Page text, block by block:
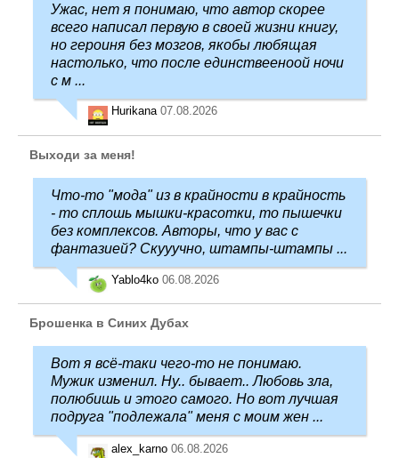
Ужас, нет я понимаю, что автор скорее
всего написал первую в своей жизни книгу,
но героиня без мозгов, якобы любящая
настолько, что после единствееноой ночи
с м ...
Hurikana 07.08.2026
Выходи за меня!
Что-то "мода" из в крайности в крайность
- то сплошь мышки-красотки, то пышечки
без комплексов. Авторы, что у вас с
фантазией? Скууучно, штампы-штампы ...
Yablo4ko 06.08.2026
Брошенка в Синих Дубах
Вот я всё-таки чего-то не понимаю.
Мужик изменил. Ну.. бывает.. Любовь зла,
полюбишь и этого самого. Но вот лучшая
подруга "подлежала" меня с моим жен ...
alex_karno 06.08.2026